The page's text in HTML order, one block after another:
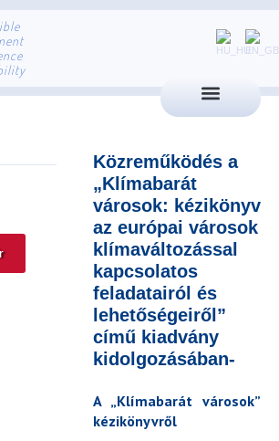
Közreműködés a
„Klímabarát
városok: kézikönyv
az európai városok
klímaváltozással
kapcsolatos
feladatairól és
lehetőségeiről”
című kiadvány
kidolgozásában-
A „Klímabarát városok”
kézikönyvről